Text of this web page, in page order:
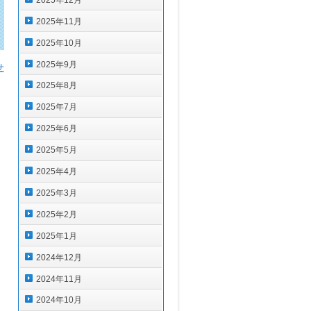
2025年11月
2025年10月
2025年9月
2025年8月
2025年7月
2025年6月
2025年5月
2025年4月
2025年3月
2025年2月
2025年1月
2024年12月
2024年11月
2024年10月